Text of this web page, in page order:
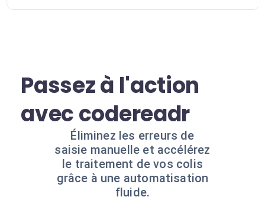
Passez à l'action
avec codereadr
Éliminez les erreurs de
saisie manuelle et accélérez
le traitement de vos colis
grâce à une automatisation
fluide.